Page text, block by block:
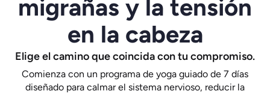
migrañas y la tensión
en la cabeza
Elige el camino que coincida con tu compromiso.
Comienza con un programa de yoga guiado de 7 días
diseñado para calmar el sistema nervioso, reducir la